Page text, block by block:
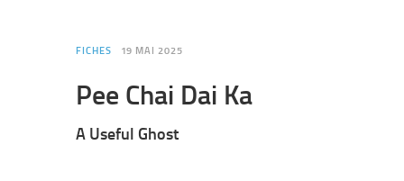
FICHES 19 MAI 2025
Pee Chai Dai Ka
A Useful Ghost